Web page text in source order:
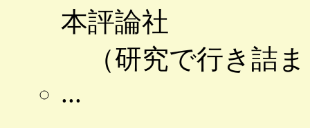
本評論社
（研究で行き詰
...